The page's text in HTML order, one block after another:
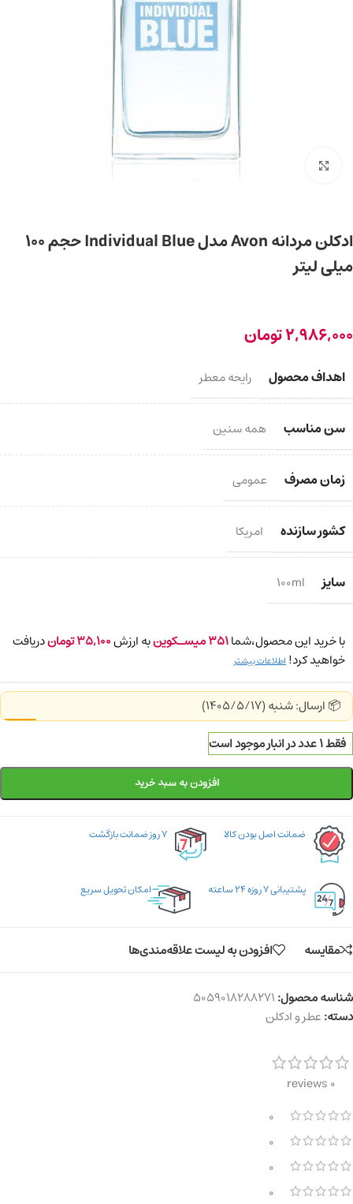
برای بزرگ‌نمایی کلیک کنید
ادکلن مردانه Avon مدل Individual Blue حجم 100
میلی لیتر
2,986,000تومان
اهداف محصول رایحه معطر
سن مناسب همه سنین
زمان مصرف عمومی
کشور سازنده امریکا
سایز 100ml
با خرید این محصول،شما351میسـکوینبه ارزش35,100توماندریافت
خواهید کرد! اطلاعات بیشتر
📦 ارسال: شنبه (1405/5/17)
فقط 1 عدد در انبار موجود است
افزودن به سبد خرید
ضمانت اصل بودن کالا ۷ روز ضمانت بازگشت
پشتیبانی ۷ روزه ۲۴ ساعته امکان تحویل سریع
مقایسه افزودن به لیست علاقه‌مندی‌ها
شناسه محصول:5059018288271
دسته:عطر و ادکلن
0 reviews
0
0
0
0